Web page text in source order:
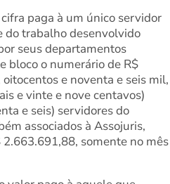
paga à um único servidor
do trabalho desenvolvido
seus departamentos
bloco o numerário de R$
e noventa e seis mil,
e vinte e nove centavos)
e seis) servidores do
associados à Assojuris,
somente no mês